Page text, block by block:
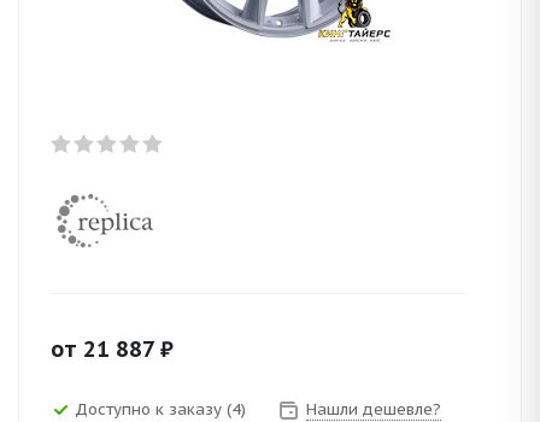
от 21 887 ₽
Доступно к заказу (4)
Нашли дешевле?